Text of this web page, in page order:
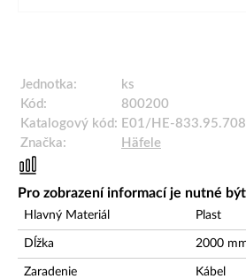
Jednotka:
ks
Kód:
800200
Katalogový kód: E01/HE-833.95.708
Značka:
Häfele
Pro zobrazení informací je nutné
Hlavný Materiál Plast
Dĺžka 2000
Zaradenie Kábel